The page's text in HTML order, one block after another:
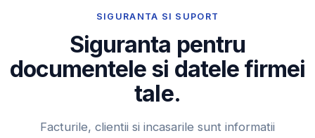
SIGURANTA SI SUPORT
Siguranta pentru
documentele si datele firmei
tale.
Facturile, clientii si incasarile sunt informatii